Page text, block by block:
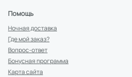
Помощь
Ночная доставка
Где мой заказ?
Вопрос-ответ
Бонусная программа
Карта сайта